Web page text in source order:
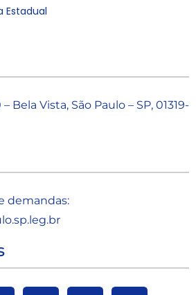
Estadual
Bela Vista, São Paulo – SP, 01319-
demandas:
r